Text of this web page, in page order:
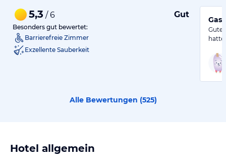
5,3 / 6 Gut
Besonders gut bewertet:
Barrierefreie Zimmer
Exzellente Sauberkeit
Gute
Alle Bewertungen (525)
Hotel allgemein